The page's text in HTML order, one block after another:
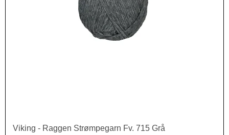
Viking - Raggen Strømpegarn Fv. 715 Grå